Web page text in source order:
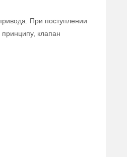
При поступлении
клапан